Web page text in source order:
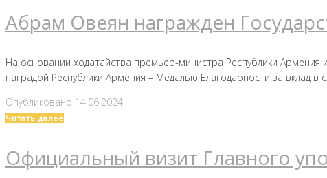
Абрам Овеян награжден
На основании ходатайства премьер-министра Республики
наградой Республики Армения – Медалью Благодарности за вклад
Опубликовано 14.06.2024
Читать далее
Официальный визит Главного